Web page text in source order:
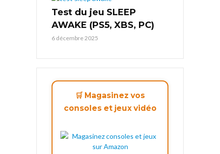
Test du jeu SLEEP
AWAKE (PS5, XBS, PC)
6 décembre 2025
🛒 Magasinez vos
consoles et jeux vidéo